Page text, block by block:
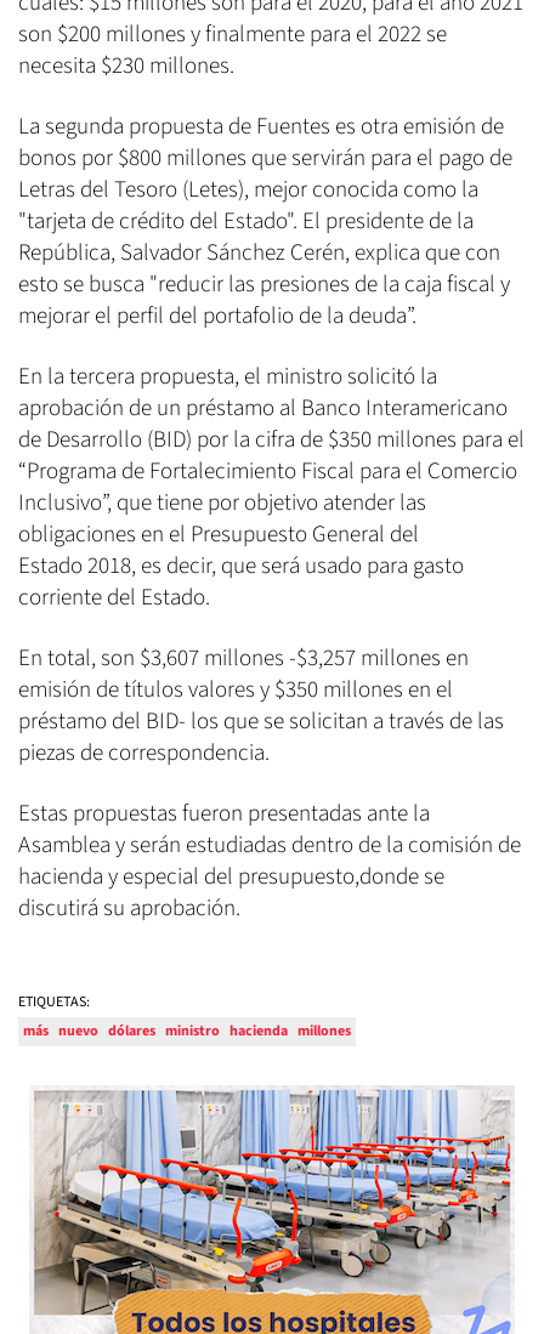
son $200 millones y finalmente para el 2022 se
necesita $230 millones.
La segunda propuesta de Fuentes es otra emisión de
bonos por $800 millones que servirán para el pago de
Letras del Tesoro (Letes), mejor conocida como la
"tarjeta de crédito del Estado". El presidente de la
República, Salvador Sánchez Cerén, explica que con
esto se busca "reducir las presiones de la caja fiscal y
mejorar el perfil del portafolio de la deuda”.
En la tercera propuesta, el ministro solicitó la
aprobación de un préstamo al Banco Interamericano
de Desarrollo (BID) por la cifra de $350 millones para el
“Programa de Fortalecimiento Fiscal para el Comercio
Inclusivo”, que tiene por objetivo atender las
obligaciones en el Presupuesto General del
Estado 2018, es decir, que será usado para gasto
corriente del Estado.
En total, son $3,607 millones -$3,257 millones en
emisión de títulos valores y $350 millones en el
préstamo del BID- los que se solicitan a través de las
piezas de correspondencia.
Estas propuestas fueron presentadas ante la
Asamblea y serán estudiadas dentro de la comisión de
hacienda y especial del presupuesto,donde se
discutirá su aprobación.
ETIQUETAS:
más nuevo dólares ministro hacienda millones